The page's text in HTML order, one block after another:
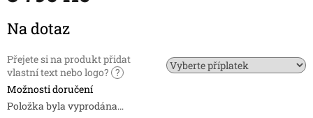
cena:
Na dotaz
Přejete si na produkt přidat
vlastní text nebo logo? ?
Možnosti doručení
Položka byla vyprodána…